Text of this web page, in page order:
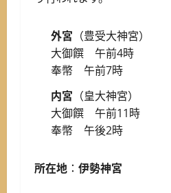
外宮 （豊受大神宮）
大御饌 午前4時
奉幣 午前7時
内宮 （皇大神宮）
大御饌 午前11時
奉幣 午後2時
所在地 ： 伊勢神宮